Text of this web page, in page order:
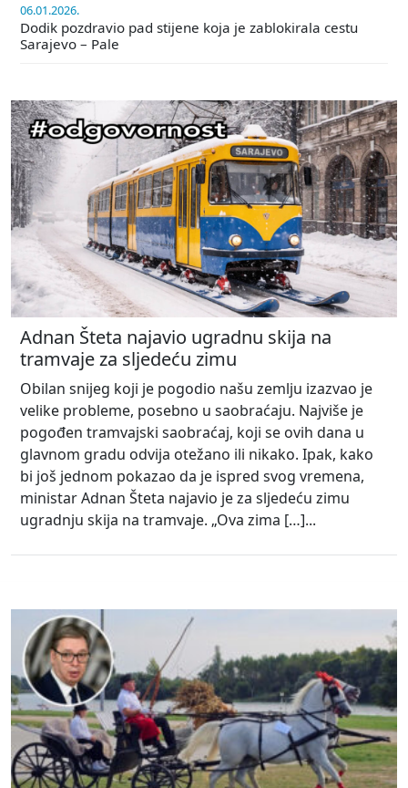
06.01.2026.
Dodik pozdravio pad stijene koja je zablokirala cestu
Sarajevo – Pale
Adnan Šteta najavio ugradnu skija na
tramvaje za sljedeću zimu
Obilan snijeg koji je pogodio našu zemlju izazvao je
velike probleme, posebno u saobraćaju. Najviše je
pogođen tramvajski saobraćaj, koji se ovih dana u
glavnom gradu odvija otežano ili nikako. Ipak, kako
bi još jednom pokazao da je ispred svog vremena,
ministar Adnan Šteta najavio je za sljedeću zimu
ugradnju skija na tramvaje. „Ova zima […]...